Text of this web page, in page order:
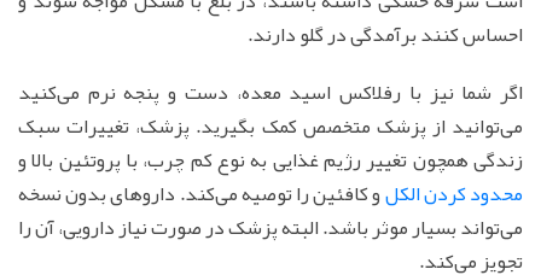
احساس کنند برآمدگی در گلو دارند.
اگر شما نیز با رفلاکس اسید معده، دست و پنجه نرم می‌کنید
می‌توانید از پزشک متخصص کمک بگیرید. پزشک، تغییرات سبک
زندگی همچون تغییر رژیم غذایی به نوع کم چرب، با پروتئین بالا و
محدود کردن الکلو کافئین را توصیه می‌کند. داروهای بدون نسخه
می‌تواند بسیار موثر باشد. البته پزشک در صورت نیاز دارویی، آن را
تجویز می‌کند.